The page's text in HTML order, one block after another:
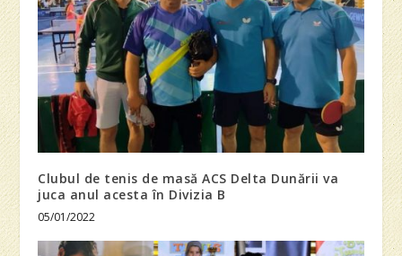
Clubul de tenis de masă ACS Delta Dunării va
juca anul acesta în Divizia B
05/01/2022